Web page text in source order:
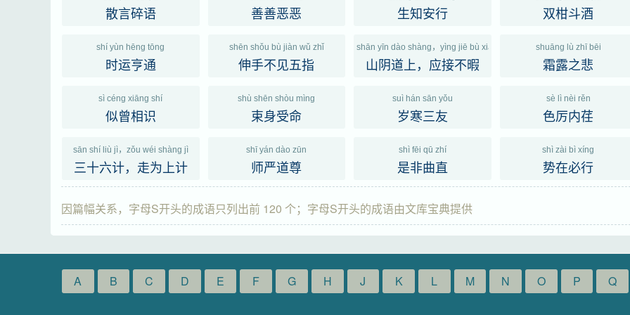
散言碎语 善善恶恶 生知安行 双柑斗酒
shí yùn hēng tōng
时运亨通
shēn shǒu bù jiàn wǔ zhǐ
伸手不见五指
shān yīn dào shàng，yìng jiē bù xiá
山阴道上，应接不暇
shuāng lù zhī bēi
霜露之悲
sì céng xiāng shí
似曾相识
shù shēn shòu mìng
束身受命
suì hán sān yǒu
岁寒三友
sè lì nèi rěn
色厉内荏
sān shí liù jì，zǒu wéi shàng jì
三十六计，走为上计
shī yán dào zūn
师严道尊
shì fēi qū zhí
是非曲直
shì zài bì xíng
势在必行
因篇幅关系，字母S开头的成语只列出前 120 个；字母S开头的成语由文库宝典提供
A B C D E F G H J K L M N O P Q